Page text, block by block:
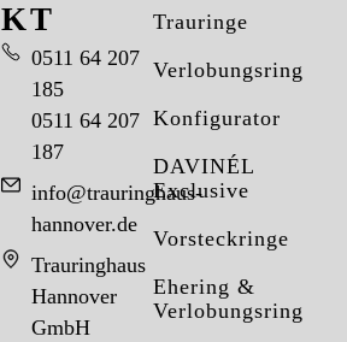
Trauringe
Verlobungsringe
Konfigurator
DAVINÉL
Exclusive
Vorsteckringe
Ehering &
Verlobungsring
KT
0511 64 207
185
0511 64 207
187
info@trauringhaus-
hannover.de
Trauringhaus
Hannover
GmbH